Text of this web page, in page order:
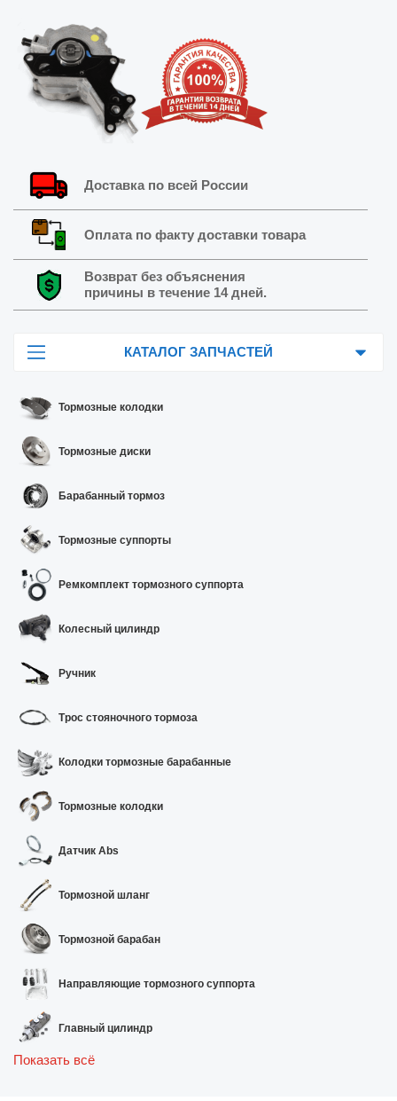
Доставка по всей России
Оплата по факту доставки товара
Возврат без объяснения
причины в течение 14 дней.
КАТАЛОГ ЗАПЧАСТЕЙ
Тормозные колодки
Тормозные диски
Барабанный тормоз
Тормозные суппорты
Ремкомплект тормозного суппорта
Колесный цилиндр
Ручник
Трос стояночного тормоза
Колодки тормозные барабанные
Тормозные колодки
Датчик Abs
Тормозной шланг
Тормозной барабан
Направляющие тормозного суппорта
Главный цилиндр
Показать всё